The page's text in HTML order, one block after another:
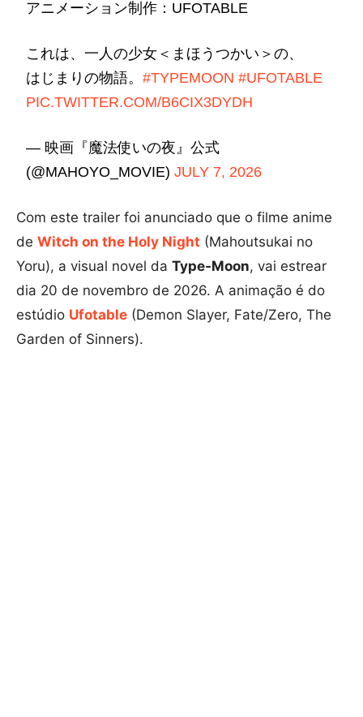
アニメーション制作：UFOTABLE
これは、一人の少女＜まほうつかい＞の、
はじまりの物語。#TYPEMOON #UFOTABLE
PIC.TWITTER.COM/B6CIX3DYDH
— 映画『魔法使いの夜』公式
(@MAHOYO_MOVIE)JULY 7, 2026
Com este trailer foi anunciado que o filme anime
de Witch on the Holy Night (Mahoutsukai no
Yoru), a visual novel da Type-Moon, vai estrear
dia 20 de novembro de 2026. A animação é do
estúdio Ufotable (Demon Slayer, Fate/Zero, The
Garden of Sinners).